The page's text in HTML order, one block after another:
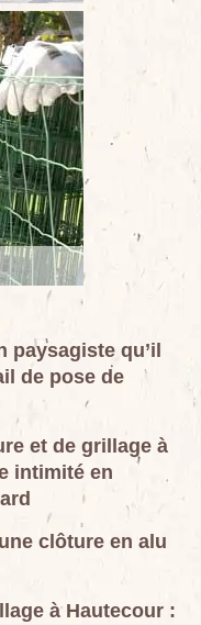
paysagiste qu’il
de pose de
et de grillage à
intimité en
clôture en alu
à Hautecour :